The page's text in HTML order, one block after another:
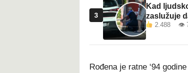
3
Kad
zaslužuje
2.488 👁
Rođena je ratne ‘94